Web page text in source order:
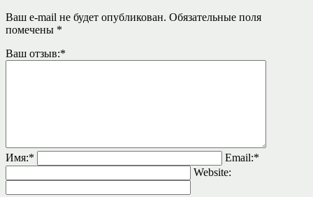
Ваш e-mail не будет опубликован. Обязательные поля
помечены *
Ваш отзыв:*
Имя:* Email:*
Website: